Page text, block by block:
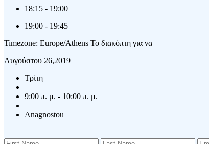
18:15 - 19:00
19:00 - 19:45
Timezone: Europe/Athens Το διακόπτη για να
Αυγούστου 26,2019
Τρίτη
9:00 π. μ. - 10:00 π. μ.
Anagnostou